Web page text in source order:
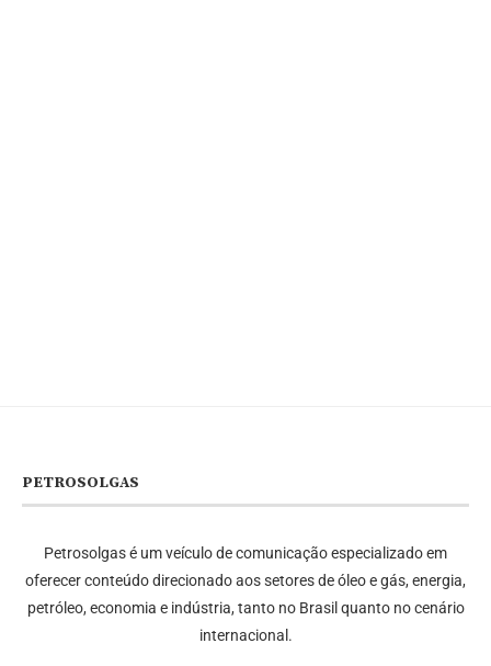
PETROSOLGAS
Petrosolgas é um veículo de comunicação especializado em
oferecer conteúdo direcionado aos setores de óleo e gás, energia,
petróleo, economia e indústria, tanto no Brasil quanto no cenário
internacional.